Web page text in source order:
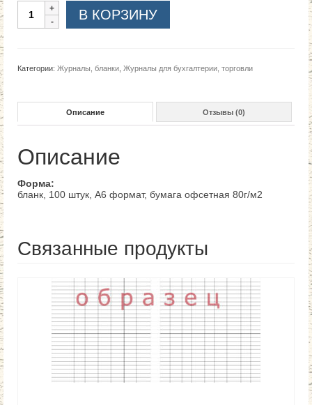
Количество
В КОРЗИНУ
Категории: Журналы, бланки Журналы для бухгалтерии, торговли
Описание Отзывы (0)
Описание
Форма:
бланк, 100 штук, А6 формат, бумага офсетная 80г/м2
Связанные продукты